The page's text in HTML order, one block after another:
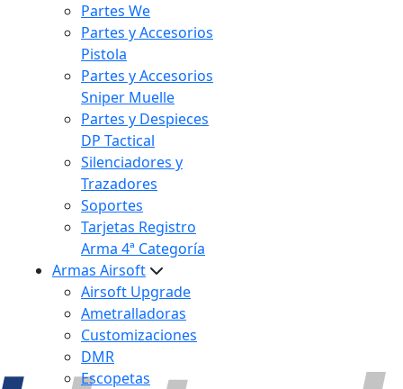
Partes We
Partes y Accesorios
Pistola
Partes y Accesorios
Sniper Muelle
Partes y Despieces
DP Tactical
Silenciadores y
Trazadores
Soportes
Tarjetas Registro
Arma 4ª Categoría
Armas Airsoft
Airsoft Upgrade
Ametralladoras
Customizaciones
DMR
Escopetas